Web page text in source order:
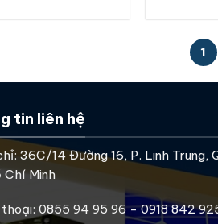
1
tin liên hệ
36C/14 Đường 16, P. Linh Trung,
Chí Minh
thoại: 0855 94 95 96 - 0918 842